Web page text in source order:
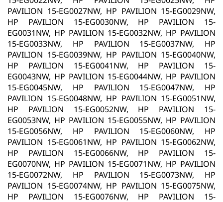
PAVILION 15-EG0027NW, HP PAVILION 15-EG0029NW,
HP PAVILION 15-EG0030NW, HP PAVILION 15-
EG0031NW, HP PAVILION 15-EG0032NW, HP PAVILION
15-EG0033NW, HP PAVILION 15-EG0037NW, HP
PAVILION 15-EG0039NW, HP PAVILION 15-EG0040NW,
HP PAVILION 15-EG0041NW, HP PAVILION 15-
EG0043NW, HP PAVILION 15-EG0044NW, HP PAVILION
15-EG0045NW, HP PAVILION 15-EG0047NW, HP
PAVILION 15-EG0048NW, HP PAVILION 15-EG0051NW,
HP PAVILION 15-EG0052NW, HP PAVILION 15-
EG0053NW, HP PAVILION 15-EG0055NW, HP PAVILION
15-EG0056NW, HP PAVILION 15-EG0060NW, HP
PAVILION 15-EG0061NW, HP PAVILION 15-EG0062NW,
HP PAVILION 15-EG0066NW, HP PAVILION 15-
EG0070NW, HP PAVILION 15-EG0071NW, HP PAVILION
15-EG0072NW, HP PAVILION 15-EG0073NW, HP
PAVILION 15-EG0074NW, HP PAVILION 15-EG0075NW,
HP PAVILION 15-EG0076NW, HP PAVILION 15-